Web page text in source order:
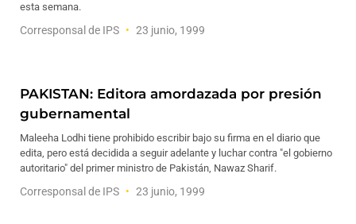
esta semana.
Corresponsal de IPS 23 junio, 1999
PAKISTAN: Editora amordazada por presión
gubernamental
Maleeha Lodhi tiene prohibido escribir bajo su firma en el diario que
edita, pero está decidida a seguir adelante y luchar contra "el gobierno
autoritario" del primer ministro de Pakistán, Nawaz Sharif.
Corresponsal de IPS 23 junio, 1999